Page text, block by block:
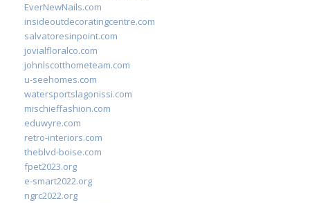
EverNewNails.com
insideoutdecoratingcentre.com
salvatoresinpoint.com
jovialfloralco.com
johnlscotthometeam.com
u-seehomes.com
watersportslagonissi.com
mischieffashion.com
eduwyre.com
retro-interiors.com
theblvd-boise.com
fpet2023.org
e-smart2022.org
ngrc2022.org